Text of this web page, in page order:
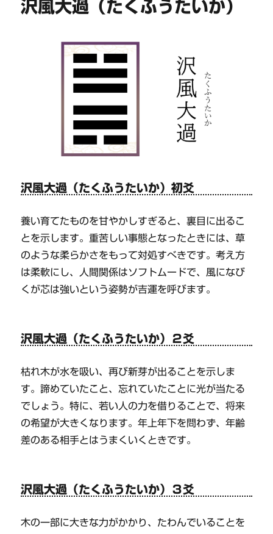
沢風大過（たくふうたいか）
沢風大過（たくふうたいか）初爻
養い育てたものを甘やかしすぎると、裏目に出るこ
とを示します。重苦しい事態となったときには、草
のような柔らかさをもって対処すべきです。考え方
は柔軟にし、人間関係はソフトムードで、風になび
くが芯は強いという姿勢が吉運を呼びます。
沢風大過（たくふうたいか）２爻
枯れ木が水を吸い、再び新芽が出ることを示しま
す。諦めていたこと、忘れていたことに光が当たる
でしょう。特に、若い人の力を借りることで、将来
の希望が大きくなります。年上年下を問わず、年齢
差のある相手とはうまくいくときです。
沢風大過（たくふうたいか）３爻
木の一部に大きな力がかかり、たわんでいることを